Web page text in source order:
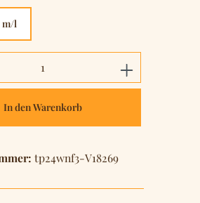
m/l
Anzahl: Gib den
In den Warenkorb
tp24wnf3-V18269